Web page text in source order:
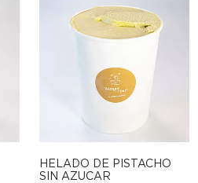
HELADO DE PISTACHO
SIN AZUCAR